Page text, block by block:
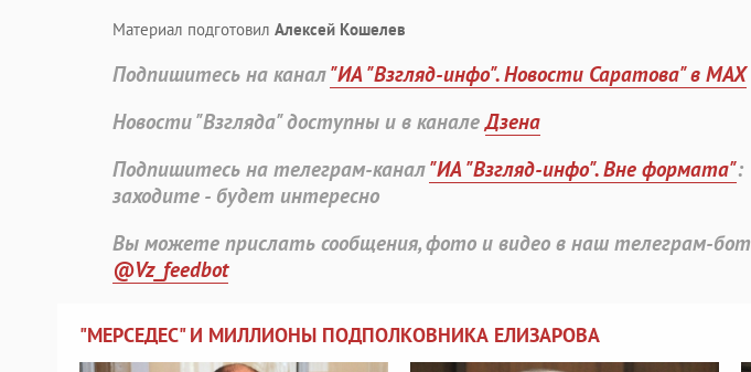
Материал подготовил Алексей Кошелев
Подпишитесь на канал"ИА "Взгляд-инфо". Новости Саратова" в MAX
Новости "Взгляда" доступны и в каналеДзена
Подпишитесь на телеграм-канал"ИА "Взгляд-инфо". Вне формата":
заходите - будет интересно
Вы можете прислать сообщения, фото и видео в наш телеграм-бот
@Vz_feedbot
"МЕРСЕДЕС" И МИЛЛИОНЫ ПОДПОЛКОВНИКА ЕЛИЗАРОВА